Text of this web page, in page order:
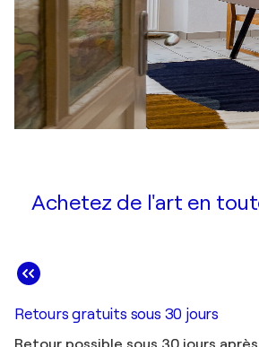
Achetez de l'art en
Retours gratuits sous 30 jours